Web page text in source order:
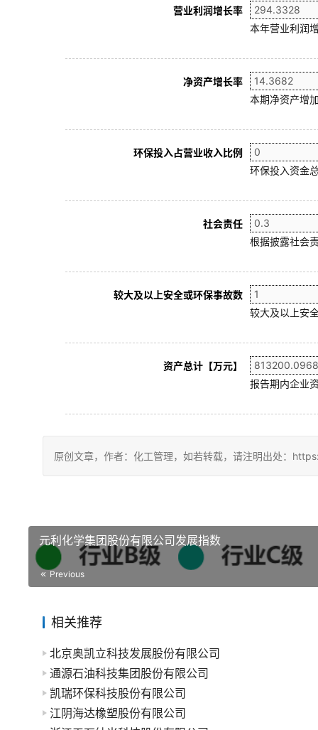
营业利润增长率
本年营业利润
净资产增长率
本期净资产增
环保投入占营业收入比例
环保投入资金
社会责任
根据披露社会
较大及以上安全或环保事故数
较大及以上安
资产总计【万元】
报告期内企业
原创文章，作者：化工管理，如若转载，请注明出处：
元利化学集团股份有限公司发展指数
Previous
相关推荐
北京奥凯立科技发展股份有限公司
通源石油科技集团股份有限公司
凯瑞环保科技股份有限公司
江阴海达橡塑股份有限公司